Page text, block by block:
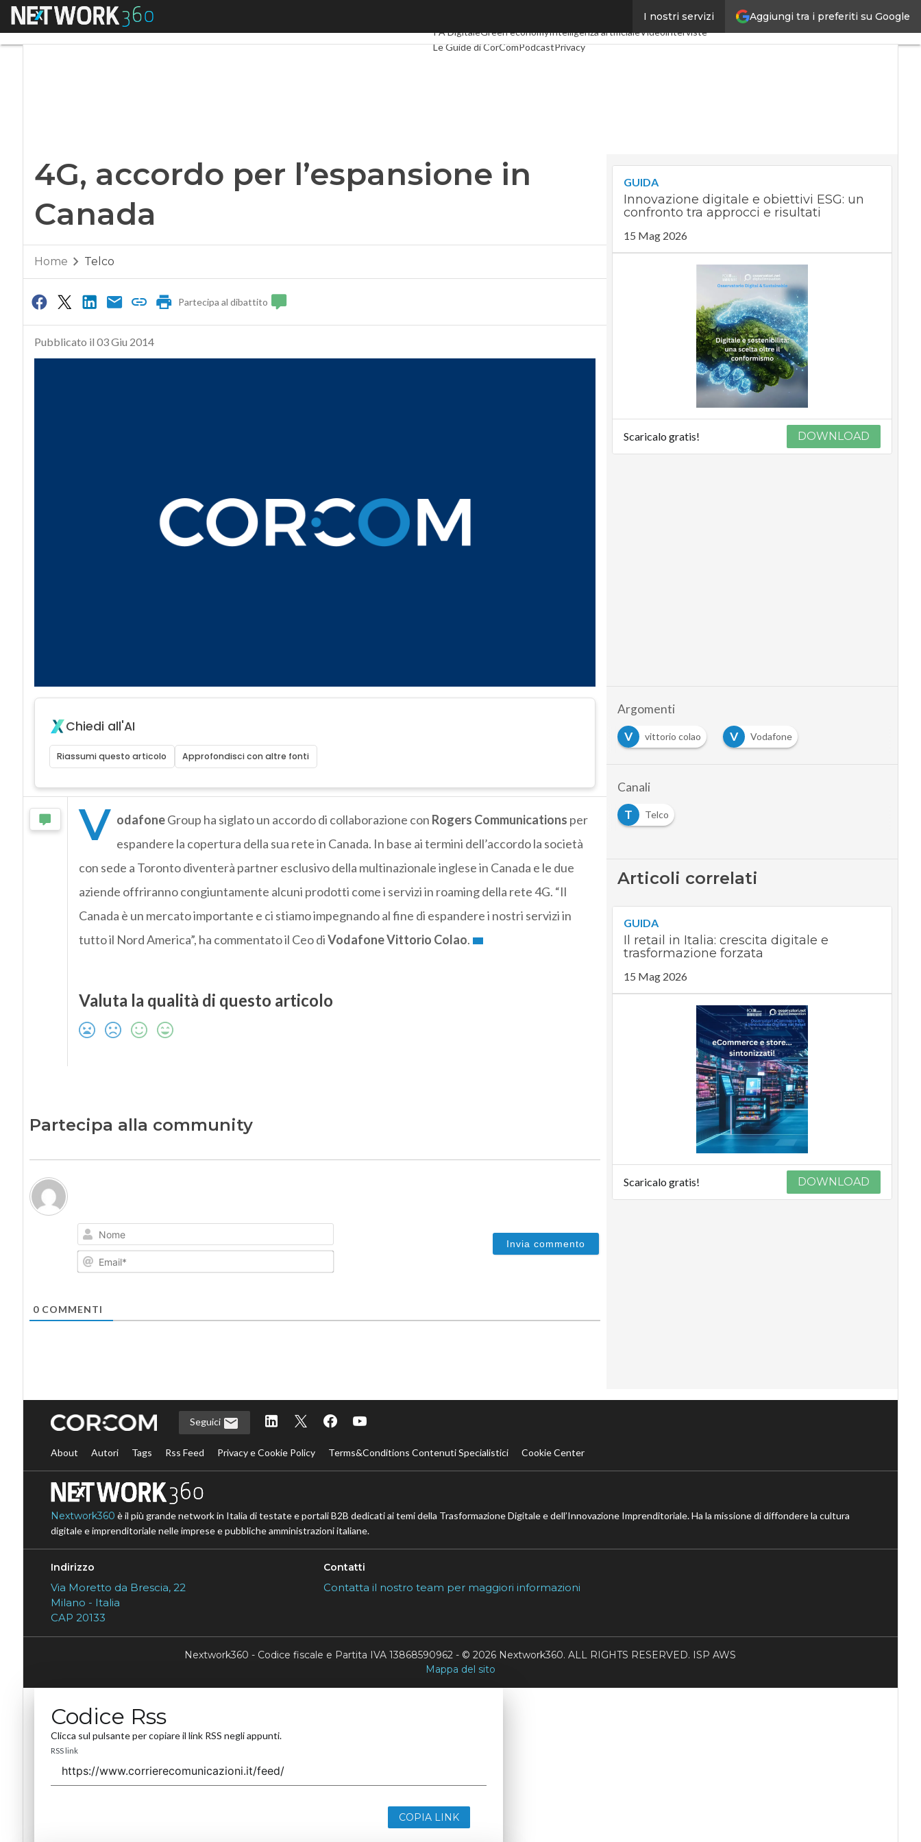
Aggiungi tra i preferiti su Google
I nostri servizi
Menu
SpacEconomy
PA DigitaleGreen economyIntelligenza artificialeVideointerviste
Le Guide di CorComPodcastPrivacy
4G, accordo per l’espansione in
Canada
Home Telco
Partecipa al dibattito
Pubblicato il 03 Giu 2014
Chiedi all'AI
Riassumi questo articolo Approfondisci con altre fonti
V odafoneGroup ha siglato un accordo di collaborazione con Rogers Communications per
espandere la copertura della sua rete in Canada. In base ai termini dell’accordo la società
con sede a Toronto diventerà partner esclusivo della multinazionale inglese in Canada e le due
aziende offriranno congiuntamente alcuni prodotti come i servizi in roaming della rete 4G. “Il
Canada è un mercato importante e ci stiamo impegnando al fine di espandere i nostri servizi in
tutto il Nord America”, ha commentato il Ceo diVodafone Vittorio Colao.
Valuta la qualità di questo articolo
Partecipa alla community
Nome
Email*
0COMMENTI
GUIDA
Innovazione digitale e obiettivi ESG: un
confronto tra approcci e risultati
15 Mag 2026
Scaricalo gratis! DOWNLOAD
Argomenti
V
vittorio colao V Vodafone
Canali
T
Telco
Articoli correlati
GUIDA
Il retail in Italia: crescita digitale e
trasformazione forzata
15 Mag 2026
Scaricalo gratis! DOWNLOAD
Seguici
About Autori Tags Rss Feed Privacy e Cookie Policy Terms&Conditions Contenuti Specialistici Cookie Center
Nextwork360 è il più grande network in Italia di testate e portali B2B dedicati ai temi della Trasformazione Digitale e dell’Innovazione Imprenditoriale. Ha la missione di diffondere la cultura
digitale e imprenditoriale nelle imprese e pubbliche amministrazioni italiane.
Indirizzo
Via Moretto da Brescia, 22
Milano - Italia
CAP 20133
Contatti
Contatta il nostro team per maggiori informazioni
Nextwork360 - Codice fiscale e Partita IVA 13868590962 - © 2026 Nextwork360. ALL RIGHTS RESERVED. ISP AWS
Mappa del sito
Codice Rss
Clicca sul pulsante per copiare il link RSS negli appunti.
RSS link
COPIA LINK